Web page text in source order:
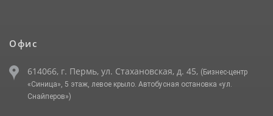
Офис
614066, г. Пермь, ул. Стахановская, д. 45, (Бизнес-центр
«Синица», 5 этаж, левое крыло. Автобусная остановка «ул.
Снайперов»)